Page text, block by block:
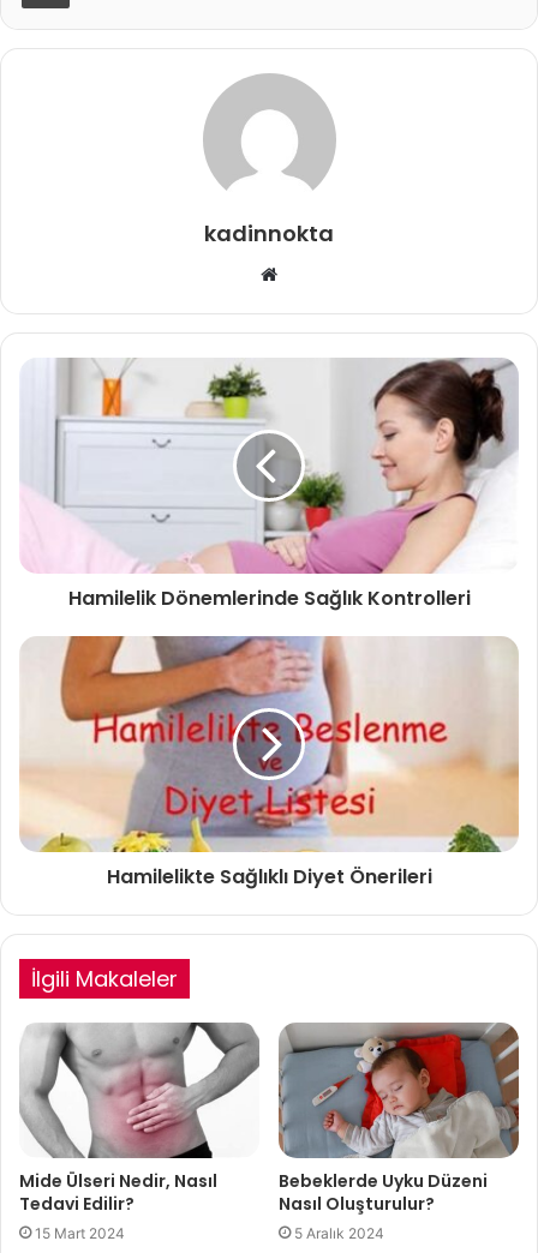
kadinnokta
Web
Hamilelik Dönemlerinde Sağlık Kontrolleri
Hamilelikte Sağlıklı Diyet Önerileri
İlgili Makaleler
Mide Ülseri Nedir, Nasıl
Tedavi Edilir?
15 Mart 2024
Bebeklerde Uyku Düzeni
Nasıl Oluşturulur?
5 Aralık 2024